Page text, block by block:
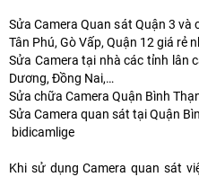
Sửa Camera Quan sát Quận 3 và
Tân Phú, Gò Vấp, Quận 12 giá rẻ
Sửa Camera tại nhà các tỉnh lân
Dương, Đồng Nai,…
Sửa chữa Camera Quận Bình
Sửa Camera quan sát tại Quận
bidicamlige
Khi sử dụng Camera quan sát